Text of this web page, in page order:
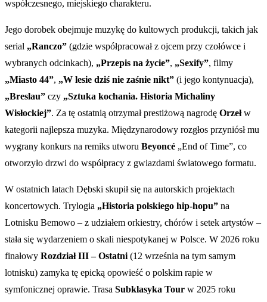
współczesnego, miejskiego charakteru.
Jego dorobek obejmuje muzykę do kultowych produkcji, takich jak
serial „Ranczo” (gdzie współpracował z ojcem przy czołówce i
wybranych odcinkach), „Przepis na życie”, „Sexify”, filmy
„Miasto 44”, „W lesie dziś nie zaśnie nikt” (i jego kontynuacja),
„Breslau” czy „Sztuka kochania. Historia Michaliny
Wisłockiej”. Za tę ostatnią otrzymał prestiżową nagrodę Orzełw
kategorii najlepsza muzyka. Międzynarodowy rozgłos przyniósł mu
wygrany konkurs na remiks utworu Beyoncé „End of Time”, co
otworzyło drzwi do współpracy z gwiazdami światowego formatu.
W ostatnich latach Dębski skupił się na autorskich projektach
koncertowych. Trylogia „Historia polskiego hip-hopu” na
Lotnisku Bemowo – z udziałem orkiestry, chórów i setek artystów –
stała się wydarzeniem o skali niespotykanej w Polsce. W 2026 roku
finałowy Rozdział III – Ostatni (12 września na tym samym
lotnisku) zamyka tę epicką opowieść o polskim rapie w
symfonicznej oprawie. Trasa Subklasyka Tour w 2025 roku